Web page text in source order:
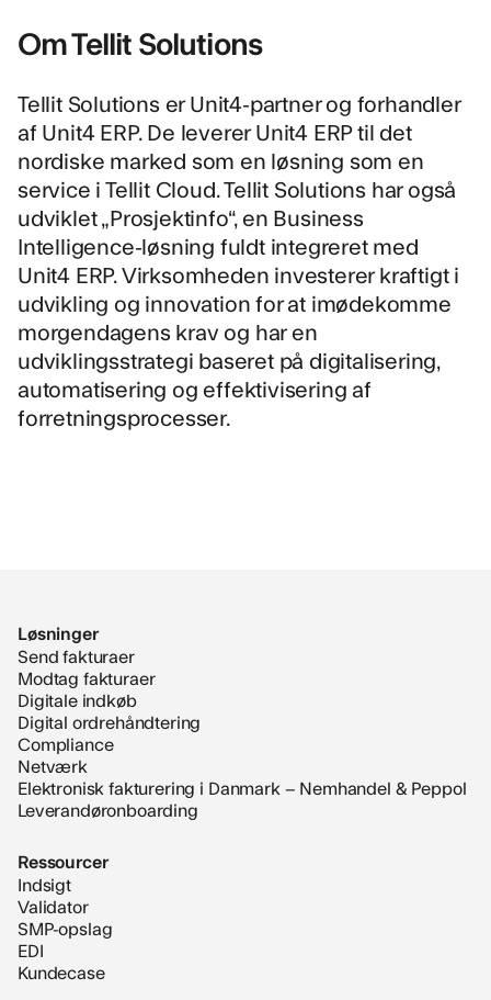
Om Tellit Solutions
Tellit Solutions er Unit4-partner og forhandler
af Unit4 ERP. De leverer Unit4 ERP til det
nordiske marked som en løsning som en
service i Tellit Cloud. Tellit Solutions har også
udviklet „Prosjektinfo“, en Business
Intelligence-løsning fuldt integreret med
Unit4 ERP. Virksomheden investerer kraftigt i
udvikling og innovation for at imødekomme
morgendagens krav og har en
udviklingsstrategi baseret på digitalisering,
automatisering og effektivisering af
forretningsprocesser.
Løsninger
Send fakturaer
Modtag fakturaer
Digitale indkøb
Digital ordrehåndtering
Compliance
Netværk
Elektronisk fakturering i Danmark – Nemhandel & Peppol
Leverandøronboarding
Ressourcer
Indsigt
Validator
SMP-opslag
EDI
Kundecase